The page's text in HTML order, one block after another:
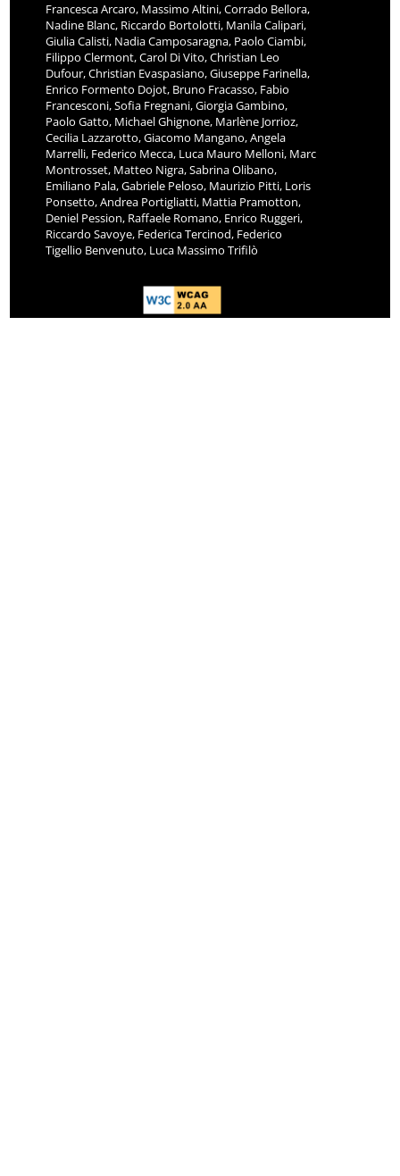
Francesca Arcaro, Massimo Altini, Corrado Bellora,
Nadine Blanc, Riccardo Bortolotti, Manila Calipari,
Giulia Calisti, Nadia Camposaragna, Paolo Ciambi,
Filippo Clermont, Carol Di Vito, Christian Leo
Dufour, Christian Evaspasiano, Giuseppe Farinella,
Enrico Formento Dojot, Bruno Fracasso, Fabio
Francesconi, Sofia Fregnani, Giorgia Gambino,
Paolo Gatto, Michael Ghignone, Marlène Jorrioz,
Cecilia Lazzarotto, Giacomo Mangano, Angela
Marrelli, Federico Mecca, Luca Mauro Melloni, Marc
Montrosset, Matteo Nigra, Sabrina Olibano,
Emiliano Pala, Gabriele Peloso, Maurizio Pitti, Loris
Ponsetto, Andrea Portigliatti, Mattia Pramotton,
Deniel Pession, Raffaele Romano, Enrico Ruggeri,
Riccardo Savoye, Federica Tercinod, Federico
Tigellio Benvenuto, Luca Massimo Trifilò